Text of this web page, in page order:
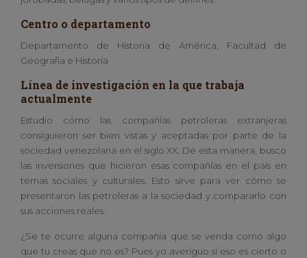
Centro o departamento
Departamento de Historia de América, Facultad de
Geografía e Historia
Línea de investigación en la que trabaja
actualmente
Estudio cómo las compañías petroleras extranjeras
consiguieron ser bien vistas y aceptadas por parte de la
sociedad venezolana en el siglo XX. De esta manera, busco
las inversiones que hicieron esas compañías en el país en
temas sociales y culturales. Esto sirve para ver cómo se
presentaron las petroleras a la sociedad y compararlo con
sus acciones reales.
¿Se te ocurre alguna compañía que se venda como algo
que tu creas que no es? Pues yo averiguo si eso es cierto o